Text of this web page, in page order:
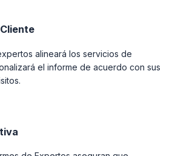
alineará los servicios de
el informe de acuerdo con sus